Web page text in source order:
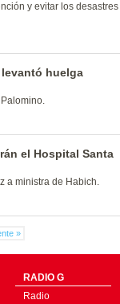
y evitar los desastres
huelga
el Hospital Santa
a ministra de Habich.
»
RADIO G
Radio